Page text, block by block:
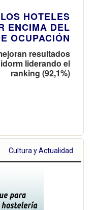
HOTELES
ENCIMA DEL
OCUPACIÓN
resultados
liderando el
ranking (92,1%)
Cultura y Actualidad